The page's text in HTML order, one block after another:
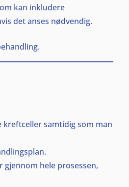
kan inkludere
det anses nødvendig.
samtidig som man
hele prosessen,